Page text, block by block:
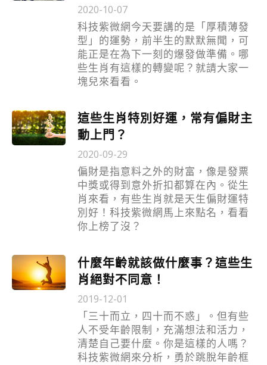
2020-10-07
科技紫微網今天要講的是「厚積薄發
型」的運勢，前半生的默默無聞，可
能正是在為下一刻的爆發做準備。哪
些生肖有這樣的轉變呢？就請大家一
塊兒來看看。
這些生肖特別好運，常有偏財主
動上門？
2020-09-29
偏財是指意料之外的財富，像是發票
中獎或得到意外折扣都算在內。從生
肖來看，有些生肖就是天生偏財運特
別好！科技紫微網馬上來點名，看看
你上榜了沒？
什麼年齡就該做什麼事？這些生
肖絕對不同意！
2019-12-01
「三十而立，四十而不惑」。但有些
人不受年齡限制，充滿想法和活力，
清楚自己要什麼。你是這樣的人嗎？
科技紫微網來分析，勇於跳脫年齡框